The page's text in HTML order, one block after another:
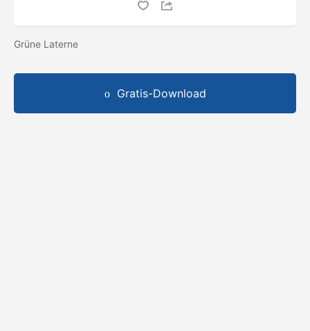
Grüne Laterne
Gratis-Download